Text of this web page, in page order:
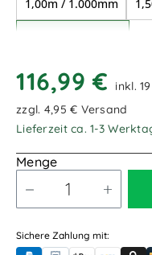
1,00m / 1.000mm
116,99 €
inkl.
zzgl. 4,95 € Versand
Lieferzeit ca. 1-3
Menge
Sichere Zahlung mit: